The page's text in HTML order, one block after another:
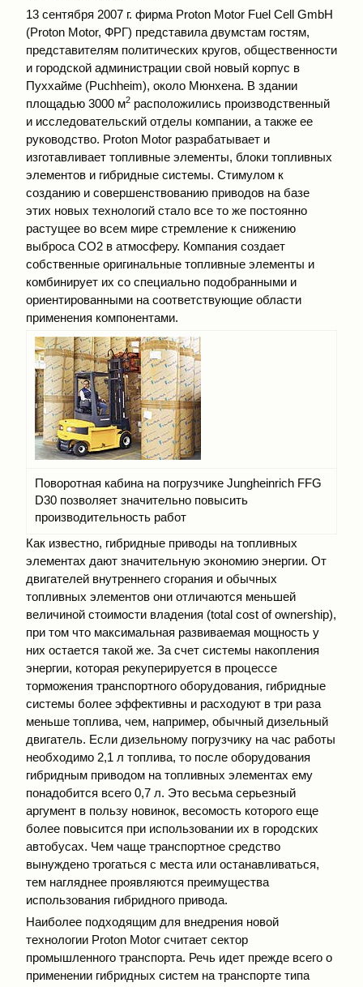
13 сентября 2007 г. фирма Proton Motor Fuel Cell GmbH
(Proton Motor, ФРГ) представила двумстам гостям,
представителям политических кругов, общественности
и городской администрации свой новый корпус в
Пуххайме (Puchheim), около Мюнхена. В здании
площадью 3000 м2 расположились производственный
и исследовательский отделы компании, а также ее
руководство. Proton Motor разрабатывает и
изготавливает топливные элементы, блоки топливных
элементов и гибридные системы. Стимулом к
созданию и совершенствованию приводов на базе
этих новых технологий стало все то же постоянно
растущее во всем мире стремление к снижению
выброса СО2 в атмосферу. Компания создает
собственные оригинальные топливные элементы и
комбинирует их со специально подобранными и
ориентированными на соответствующие области
применения компонентами.
Поворотная кабина на погрузчике Jungheinrich FFG
D30 позволяет значительно повысить
производительность работ
Как известно, гибридные приводы на топливных
элементах дают значительную экономию энергии. От
двигателей внутреннего сгорания и обычных
топливных элементов они отличаются меньшей
величиной стоимости владения (total cost of ownership),
при том что максимальная развиваемая мощность у
них остается такой же. За счет системы накопления
энергии, которая рекуперируется в процессе
торможения транспортного оборудования, гибридные
системы более эффективны и расходуют в три раза
меньше топлива, чем, например, обычный дизельный
двигатель. Если дизельному погрузчику на час работы
необходимо 2,1 л топлива, то после оборудования
гибридным приводом на топливных элементах ему
понадобится всего 0,7 л. Это весьма серьезный
аргумент в пользу новинок, весомость которого еще
более повысится при использовании их в городских
автобусах. Чем чаще транспортное средство
вынуждено трогаться с места или останавливаться,
тем нагляднее проявляются преимущества
использования гибридного привода.
Наиболее подходящим для внедрения новой
технологии Proton Motor считает сектор
промышленного транспорта. Речь идет прежде всего о
применении гибридных систем на транспорте типа